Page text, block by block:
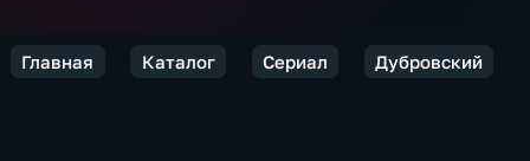
Главная Каталог Сериал Дубровский